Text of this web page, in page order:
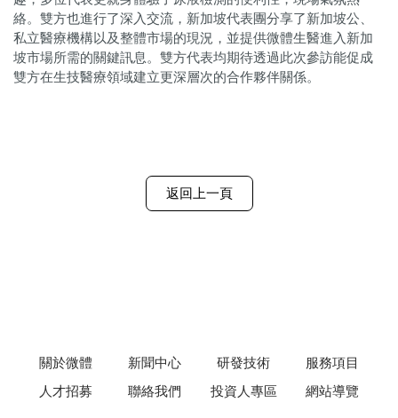
絡。雙方也進行了深入交流，新加坡代表團分享了新加坡公、
私立醫療機構以及整體市場的現況，並提供微體生醫進入新加
坡市場所需的關鍵訊息。雙方代表均期待透過此次參訪能促成
雙方在生技醫療領域建立更深層次的合作夥伴關係。
返回上一頁
關於微體 新聞中心 研發技術
服務項目
人才招募
聯絡我們 投資人專區 網站導覽